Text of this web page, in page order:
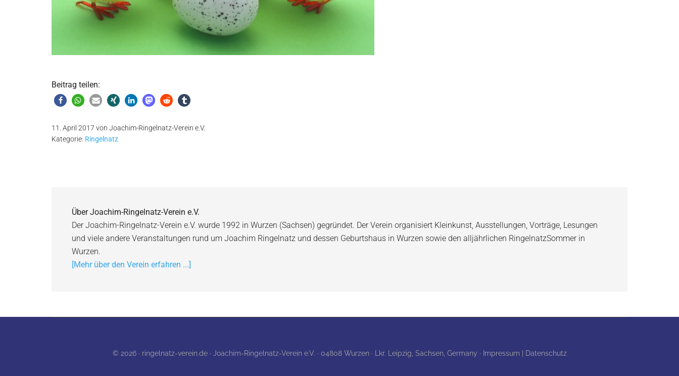
Beitrag teilen:
11. April 2017 von Joachim-Ringelnatz-Verein e.V.
Kategorie: Ringelnatz
ÜberJoachim-Ringelnatz-Verein e.V.
Der Joachim-Ringelnatz-Verein e.V. wurde 1992 in Wurzen (Sachsen) gegründet. Der Verein organisiert Kleinkunst, Ausstellungen, Vorträge, Lesungen
und viele andere Veranstaltungen rund um Joachim Ringelnatz und dessen Geburtshaus in Wurzen sowie den alljährlichen RingelnatzSommer in
Wurzen.
[Mehr über den Verein erfahren ...]
© 2026 · ringelnatz-verein.de · Joachim-Ringelnatz-Verein e.V. · 04808 Wurzen · Lkr. Leipzig, Sachsen, Germany · Impressum | Datenschutz